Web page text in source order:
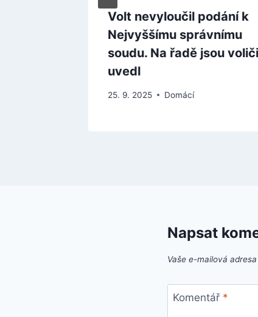
Volt nevyloučil podání k
Nejvyššímu správnímu
soudu. Na řadě jsou
uvedl
25. 9. 2025 Domácí
Napsat
Vaše e-mailová
Komentář *